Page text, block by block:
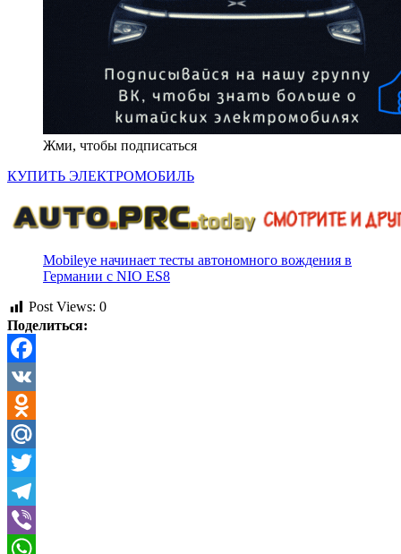
Жми, чтобы подписаться
КУПИТЬ ЭЛЕКТРОМОБИЛЬ
Mobileye начинает тесты автономного вождения в
Германии с NIO ES8
Post Views: 0
Поделиться:
Facebook
VK
Odnoklassniki
Mail.Ru
Twitter
Telegram
Viber